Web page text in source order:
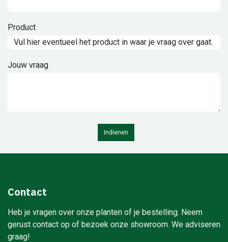
Product
Jouw vraag
Indienen
Contact
Heb je vragen over onze planten of je bestelling. Neem
gerust contact op of bezoek onze showroom. We adviseren
graag!